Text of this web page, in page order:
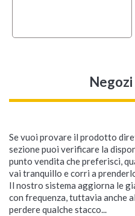
Se vuoi provare il prodotto
sezione puoi verificare la
punto vendita che preferisci,
vai tranquillo e corri a
Il nostro sistema aggiorna le
con frequenza, tuttavia anche
perdere qualche stacco...